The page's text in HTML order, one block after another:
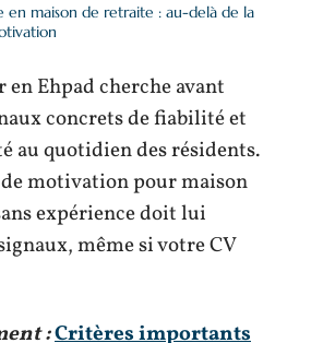
en maison de retraite : au-delà de la
Ehpad cherche avant
concrets de fiabilité et
au quotidien des résidents.
motivation pour maison
expérience doit lui
même si votre CV
:Critères importants